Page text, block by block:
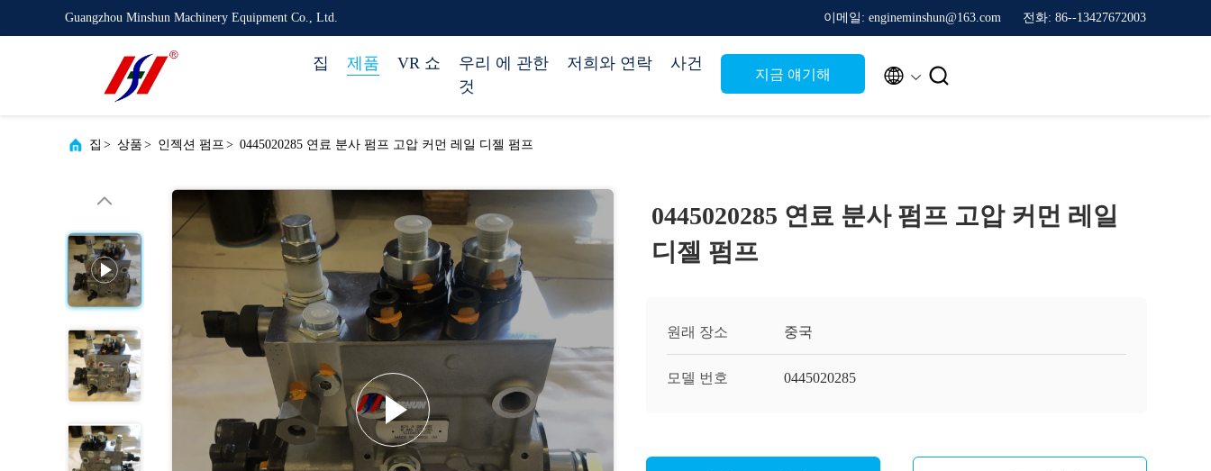
Guangzhou Minshun Machinery Equipment Co., Ltd. 이메일: engineminshun@163.com 전화: 86--13427672003
집 제품 VR 쇼
우리 에 관한
것
저희와 연락 사건
지금 얘기해  
집 > 상품 > 인젝션 펌프 > 0445020285 연료 분사 펌프 고압 커먼 레일 디젤 펌프
0445020285 연료 분사 펌프 고압 커먼 레일
디젤 펌프
원래 장소 중국
모델 번호 0445020285